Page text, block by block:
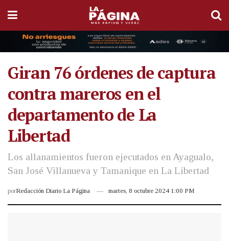
Giran 76 órdenes de captura
contra mareros en el
departamento de La
Libertad
Los allanamientos fueron ejecutados en Ayagualo,
San José Villanueva y Tamanique en La Libertad
porRedacción Diario La Página martes, 8 octubre 2024 1:00 PM